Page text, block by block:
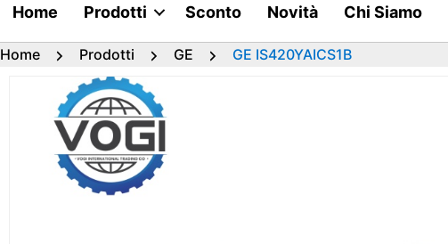
Home Prodotti Sconto Novità Chi Siamo
Home Prodotti GE GE IS420YAICS1B